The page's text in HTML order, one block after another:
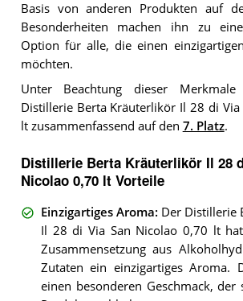
Basis von anderen Produkten auf
Besonderheiten machen ihn zu
Option für alle, die einen
möchten.
Unter Beachtung dieser
Distillerie Berta Kräuterlikör Il 28 di Via
lt zusammenfassend auf den 7. Platz.
Distillerie Berta Kräuterlikör Il 28
Nicolao 0,70 lt Vorteile
Einzigartiges Aroma: Der Distillerie
Il 28 di Via San Nicolao 0,70 lt
Zusammensetzung aus
Zutaten ein einzigartiges Aroma.
einen besonderen Geschmack, der